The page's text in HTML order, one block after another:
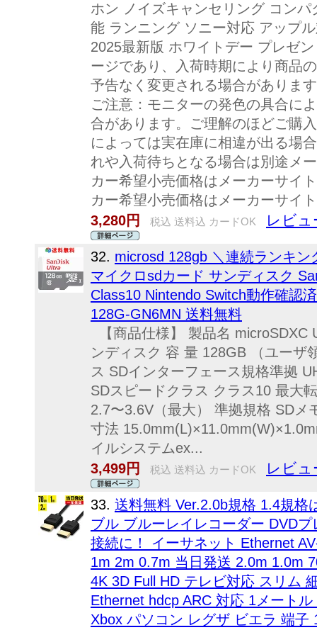
ホン ノイズキャンセリング コン
能 ランニング ソニー対応 アップ
2025最新版 ホワイトデー プレゼ
ージであり、入荷時期により商品
予告なく変更される場合がありま
ご注意：モニターの発色の具合に
合があります。ご理解のほどご購
によっては実在庫に相違が出る場
れや入荷待ちとなる場合は別途メ
カー希望小売価格はメーカーサイ
カー希望小売価格はメーカーサイ
3,280円
税込 送料込 カードOK レビュ
32. microsd 128gb ＼連続ランキ
マイクロsdカード サンディスク
Class10 Nintendo Switch動作確認
128G-GN6MN 送料無料
【商品仕様】 製品名 microSDXC
ンディスク 容 量 128GB （ユーザ
ス SDインターフェース規格準拠
SDスピードクラス クラス10 最大
2.7〜3.6V（最大） 準拠規格 SDメ
寸法
イルシステムex...
3,499円
税込 送料込 カードOK レビュ
33. 送料無料 Ver.2.0b規格 1.4規格
ブル ブルーレイレコーダー DVD
接続に！ イーサネット Ethernet
1m 2m 0.7m 当日発送 2.0m 1.0m
4K 3D Full HD テレビ対応 スリム
Ethernet hdcp ARC 対応 1メート
Xbox パソコン レグザ ビエラ 端